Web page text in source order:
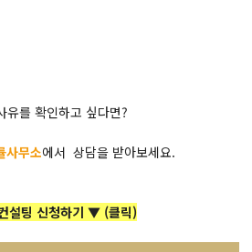
유를 확인하고 싶다면?
사무소에서 상담을 받아보세요.
설팅 신청하기 ▼ (클릭)